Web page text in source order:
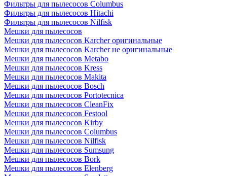
Фильтры для пылесосов Columbus
Фильтры для пылесосов Hitachi
Фильтры для пылесосов Nilfisk
Мешки для пылесосов
Мешки для пылесосов Karcher оригинальные
Мешки для пылесосов Karcher не оригинальные
Мешки для пылесосов Metabo
Мешки для пылесосов Kress
Мешки для пылесосов Makita
Мешки для пылесосов Bosch
Мешки для пылесосов Portotecnica
Мешки для пылесосов CleanFix
Мешки для пылесосов Festool
Мешки для пылесосов Kirby
Мешки для пылесосов Columbus
Мешки для пылесосов Nilfisk
Мешки для пылесосов Sumsung
Мешки для пылесосов Bork
Мешки для пылесосов Elenberg